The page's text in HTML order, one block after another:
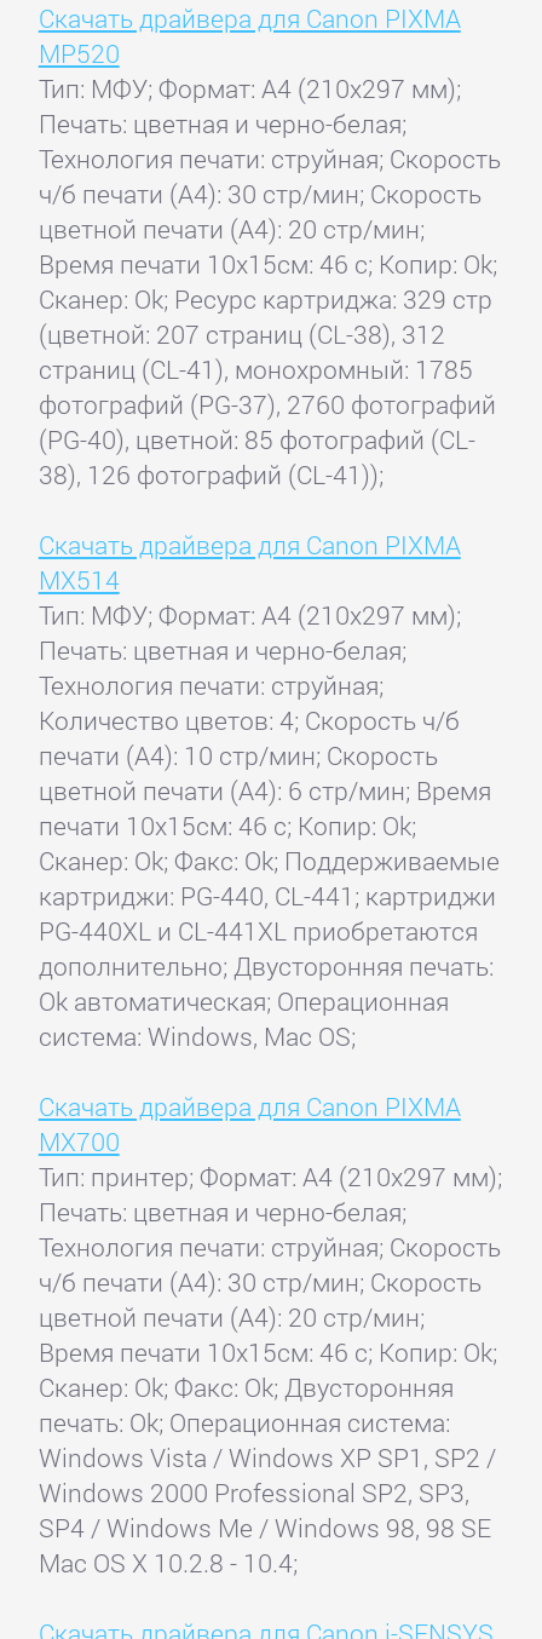
Скачать драйвера для Canon PIXMA
MP520
Тип: МФУ; Формат: A4 (210x297 мм);
Печать: цветная и черно-белая;
Технология печати: струйная; Скорость
ч/б печати (А4): 30 стр/мин; Скорость
цветной печати (А4): 20 стр/мин;
Время печати 10x15см: 46 с; Копир: Ok;
Сканер: Ok; Ресурс картриджа: 329 стр
(цветной: 207 страниц (CL-38), 312
страниц (CL-41), монохромный: 1785
фотографий (PG-37), 2760 фотографий
(PG-40), цветной: 85 фотографий (CL-
38), 126 фотографий (CL-41));
Скачать драйвера для Canon PIXMA
MX514
Тип: МФУ; Формат: A4 (210x297 мм);
Печать: цветная и черно-белая;
Технология печати: струйная;
Количество цветов: 4; Скорость ч/б
печати (А4): 10 стр/мин; Скорость
цветной печати (А4): 6 стр/мин; Время
печати 10x15см: 46 с; Копир: Ok;
Сканер: Ok; Факс: Ok; Поддерживаемые
картриджи: PG-440, CL-441; картриджи
PG-440XL и CL-441XL приобретаются
дополнительно; Двусторонняя печать:
Ok автоматическая; Операционная
система: Windows, Mac OS;
Скачать драйвера для Canon PIXMA
MX700
Тип: принтер; Формат: A4 (210x297 мм);
Печать: цветная и черно-белая;
Технология печати: струйная; Скорость
ч/б печати (А4): 30 стр/мин; Скорость
цветной печати (А4): 20 стр/мин;
Время печати 10x15см: 46 с; Копир: Ok;
Сканер: Ok; Факс: Ok; Двусторонняя
печать: Ok; Операционная система:
Windows Vista / Windows XP SP1, SP2 /
Windows 2000 Professional SP2, SP3,
SP4 / Windows Me / Windows 98, 98 SE
Mac OS X 10.2.8 - 10.4;